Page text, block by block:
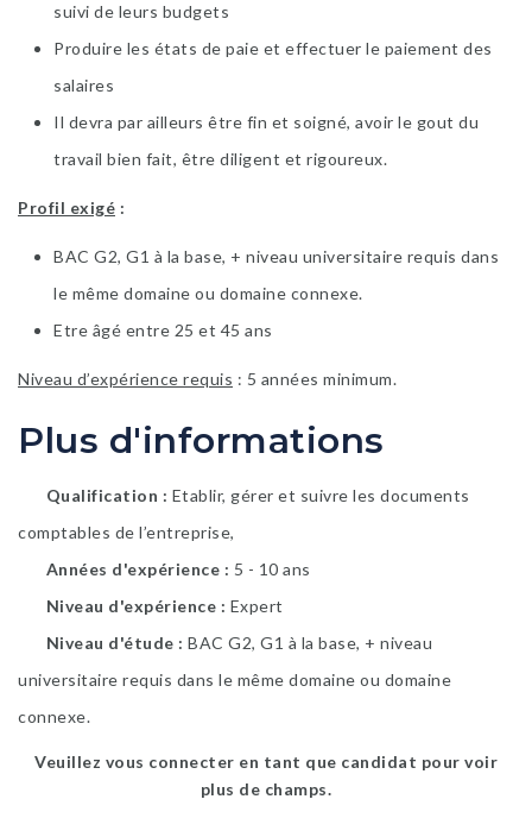
suivi de leurs budgets
Produire les états de paie et effectuer le paiement des
salaires
Il devra par ailleurs être fin et soigné, avoir le gout du
travail bien fait, être diligent et rigoureux.
Profil exigé :
BAC G2, G1 à la base, + niveau universitaire requis dans
le même domaine ou domaine connexe.
Etre âgé entre 25 et 45 ans
Niveau d’expérience requis : 5 années minimum.
Plus d'informations
Qualification
Etablir, gérer et suivre les documents
comptables de l’entreprise,
Années d'expérience
5 - 10 ans
Niveau d'expérience
Expert
Niveau d'étude
BAC G2, G1 à la base, + niveau
universitaire requis dans le même domaine ou domaine
connexe.
Veuillez vous connecter en tant que candidat pour voir
plus de champs.